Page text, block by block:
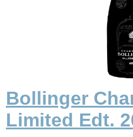
Bollinger
Limited Edt.